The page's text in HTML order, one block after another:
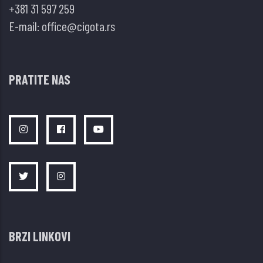
+381 31 597 259
E-mail: office@cigota.rs
PRATITE NAS
BRZI LINKOVI